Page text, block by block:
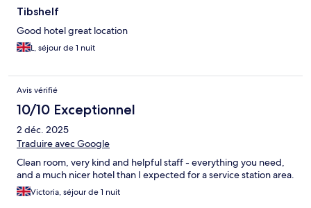
Tibshelf
Good hotel great location
L, séjour de 1 nuit
Avis vérifié
10/10 Exceptionnel
2 déc. 2025
Traduire avec Google
Clean room, very kind and helpful staff - everything you need,
and a much nicer hotel than I expected for a service station area.
Victoria, séjour de 1 nuit